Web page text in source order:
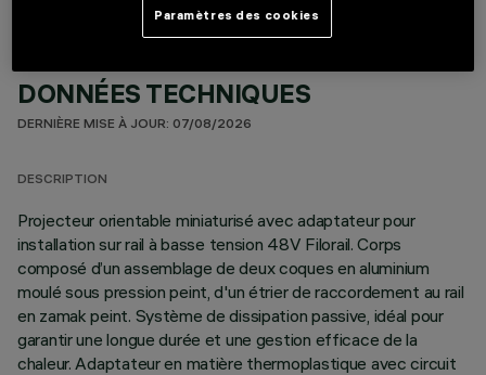
DONNÉES TECHNIQUES
DERNIÈRE MISE À JOUR: 07/08/2026
DESCRIPTION
Projecteur orientable miniaturisé avec adaptateur pour
installation sur rail à basse tension 48V Filorail. Corps
composé d’un assemblage de deux coques en aluminium
moulé sous pression peint, d'un étrier de raccordement au rail
en zamak peint. Système de dissipation passive, idéal pour
garantir une longue durée et une gestion efficace de la
chaleur. Adaptateur en matière thermoplastique avec circuit
Paramètres des cookies